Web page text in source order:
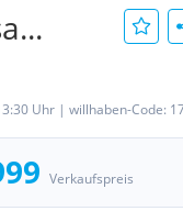
Uhr | willhaben-Code:
Verkaufspreis